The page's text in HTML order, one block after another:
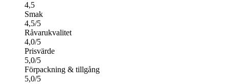
4,5
Smak
4,5/5
Råvarukvalitet
4,0/5
Prisvärde
5,0/5
Förpackning & tillgång
5,0/5